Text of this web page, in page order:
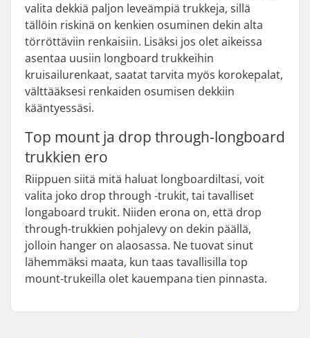
valita dekkiä paljon leveämpiä trukkeja, sillä
tällöin riskinä on kenkien osuminen dekin alta
törröttäviin renkaisiin. Lisäksi jos olet aikeissa
asentaa uusiin longboard trukkeihin
kruisailurenkaat, saatat tarvita myös korokepalat,
välttääksesi renkaiden osumisen dekkiin
kääntyessäsi.
Top mount ja drop through-longboard
trukkien ero
Riippuen siitä mitä haluat longboardiltasi, voit
valita joko drop through -trukit, tai tavalliset
longaboard trukit. Niiden erona on, että drop
through-trukkien pohjalevy on dekin päällä,
jolloin hanger on alaosassa. Ne tuovat sinut
lähemmäksi maata, kun taas tavallisilla top
mount-trukeilla olet kauempana tien pinnasta.